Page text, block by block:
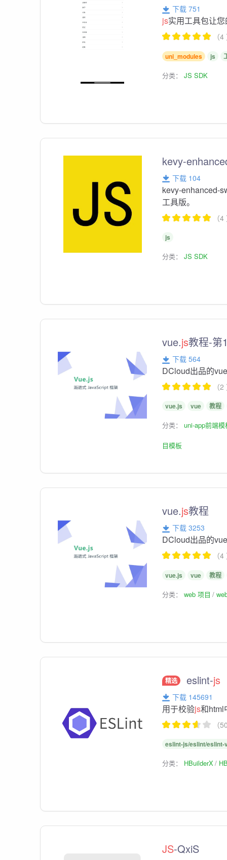
下载 751
js实用工具包让
（
uni_modules js
分类：JS SDK
kevy-
下载 104
kevy-enhanced-
工具版。
（
js
分类：JS SDK
vue.js教程-第
下载 564
DCloud出品的
（
vue.js vue 教程
分类：uni-app前端模
目模板
vue.js教程
下载 3253
DCloud出品的
（
vue.js vue 教程
分类：web 项目
精选 eslint-js
下载 145691
用于校验js和html
（
eslint-js/eslint/eslint-
分类： HBuilderX
JS-QxiS